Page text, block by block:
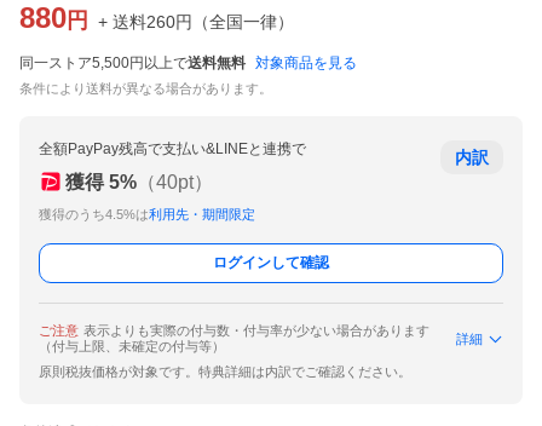
880 円 + 送料260円 （全国一律）
同一ストア5,500円以上で送料無料 対象商品を見る
条件により送料が異なる場合があります。
全額PayPay残高で支払い&LINEと連携で
獲得 5% （40pt）
獲得のうち4.5%は利用先・期間限定
内訳
ログインして確認
ご注意 表示よりも実際の付与数・付与率が少ない場合があります
（付与上限、未確定の付与等）
詳細
原則税抜価格が対象です。特典詳細は内訳でご確認ください。